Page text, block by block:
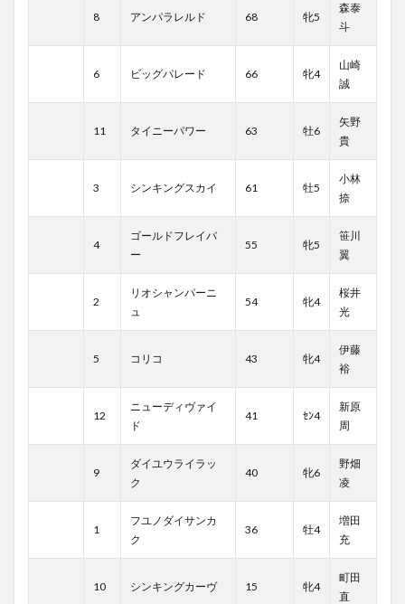
8 アンパラレルド 68 牝5
森泰
斗
6 ビッグパレード 66 牝4
山崎
誠
11 タイニーパワー 63 牡6
矢野
貴
3 シンキングスカイ 61 牡5
小林
捺
4
ゴールドフレイバ
ー
55 牝5
笹川
翼
2
リオシャンパーニ
ュ
54 牝4
桜井
光
5 コリコ 43 牝4
伊藤
裕
12
ニューディヴァイ
ド
41 ｾﾝ4
新原
周
9
ダイユウライラッ
ク
40 牝6
野畑
凌
1
フユノダイサンカ
ク
36 牡4
増田
充
10 シンキングカーヴ 15 牝4
町田
直